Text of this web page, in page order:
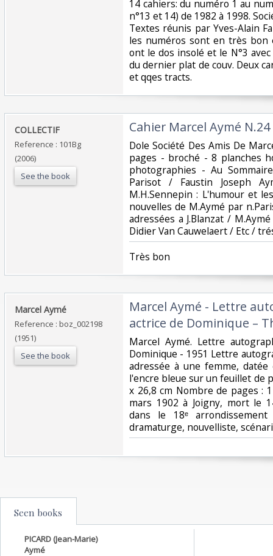
‎14 cahiers: du numéro 1 au
n°13 et 14) de 1982 à 1998.
Textes réunis par Yves-Alain
les numéros sont en très bon
ont le dos insolé et le N°3
du dernier plat de couv. Deux
et qqes tracts.‎
‎COLLECTIF‎
Reference : 101Bg
(2006)
See the book
‎Cahier Marcel Aymé N.24‎
‎Dole Société Des Amis De
pages - broché - 8 planches
photographies - Au
Parisot / Faustin Joseph
M.H.Sennepin : L'humour et
nouvelles de M.Aymé par
adressées a J.Blanzat /
Didier Van Cauwelaert / Etc /
‎Très bon ‎
‎Marcel Aymé‎
Reference : boz_002198
(1951)
See the book
‎Marcel Aymé - Lettre
actrice de Dominique –
‎Marcel Aymé. Lettre
Dominique - 1951 Lettre
adressée à une femme,
l'encre bleue sur un feuillet de
x 26,8 cm Nombre de pages :
mars 1902 à Joigny, mort le
dans le 18ᵉ
dramaturge, nouvelliste,
Seen books
PICARD (Jean-Marie)
Aymé